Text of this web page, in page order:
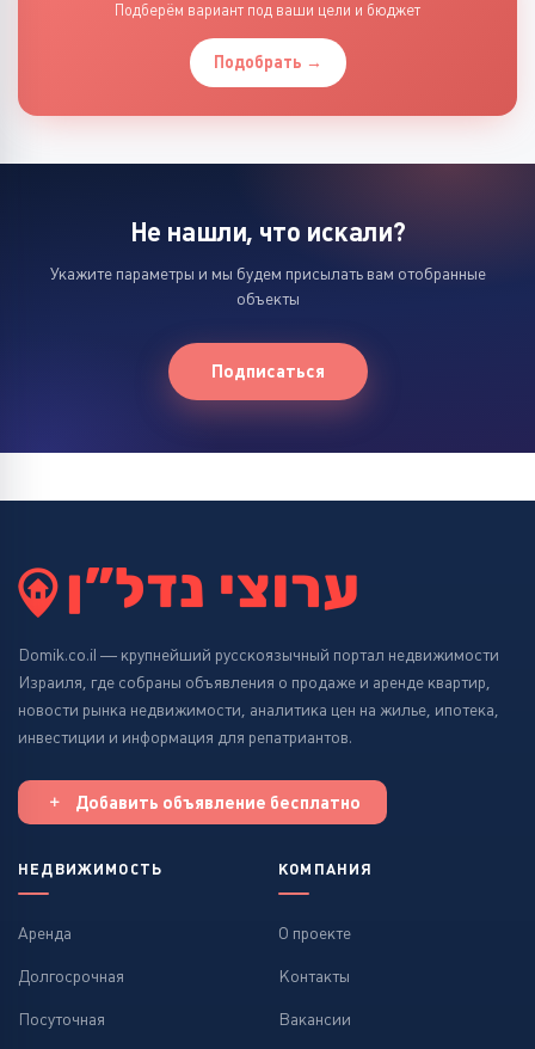
Подберём вариант под ваши цели и бюджет
Подобрать →
Не нашли, что искали?
Укажите параметры и мы будем присылать вам отобранные
объекты
Подписаться
Domik.co.il — крупнейший русскоязычный портал недвижимости
Израиля, где собраны объявления о продаже и аренде квартир,
новости рынка недвижимости, аналитика цен на жилье, ипотека,
инвестиции и информация для репатриантов.
Добавить объявление бесплатно
НЕДВИЖИМОСТЬ
Аренда
Долгосрочная
Посуточная
КОМПАНИЯ
О проекте
Контакты
Вакансии